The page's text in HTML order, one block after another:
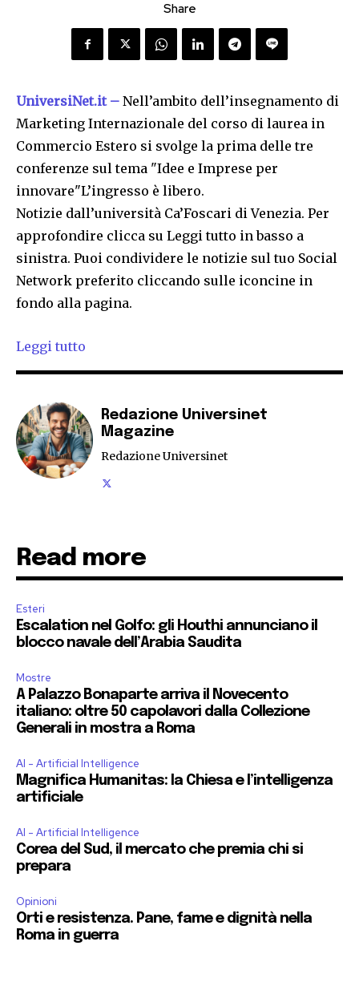
Share
UniversiNet.it – Nell’ambito dell’insegnamento di
Marketing Internazionale del corso di laurea in
Commercio Estero si svolge la prima delle tre
conferenze sul tema "Idee e Imprese per
innovare"L’ingresso è libero.
Notizie dall’università Ca’Foscari di Venezia. Per
approfondire clicca su Leggi tutto in basso a
sinistra. Puoi condividere le notizie sul tuo Social
Network preferito cliccando sulle iconcine in
fondo alla pagina.
Leggi tutto
Redazione Universinet
Magazine
Redazione Universinet
Read more
Esteri
Escalation nel Golfo: gli Houthi annunciano il
blocco navale dell’Arabia Saudita
Mostre
A Palazzo Bonaparte arriva il Novecento
italiano: oltre 50 capolavori dalla Collezione
Generali in mostra a Roma
AI - Artificial Intelligence
Magnifica Humanitas: la Chiesa e l’intelligenza
artificiale
AI - Artificial Intelligence
Corea del Sud, il mercato che premia chi si
prepara
Opinioni
Orti e resistenza. Pane, fame e dignità nella
Roma in guerra